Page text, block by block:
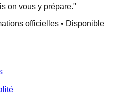
on vous y prépare."
officielles • Disponible